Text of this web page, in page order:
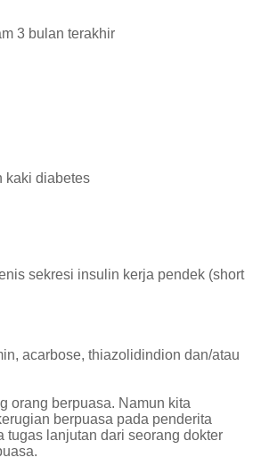
3 bulan terakhir
kaki diabetes
sekresi insulin kerja pendek (short
acarbose, thiazolidindion dan/atau
orang berpuasa. Namun kita
berpuasa pada penderita
tugas lanjutan dari seorang dokter